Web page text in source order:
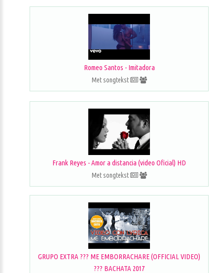
Romeo Santos - Imitadora
Met songtekst
Frank Reyes - Amor a distancia (video Oficial) HD
Met songtekst
GRUPO EXTRA ??? ME EMBORRACHARE (OFFICIAL VIDEO)
??? BACHATA 2017